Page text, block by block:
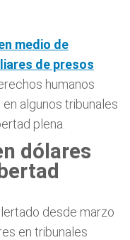
medio de
de presos
humanos
algunos tribunales
plena.
dólares
desde marzo
en tribunales